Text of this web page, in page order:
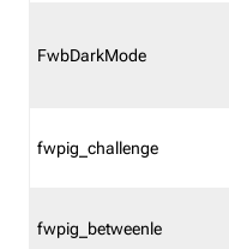
FwbDarkMode
fwpig_challenge
fwpig_betweenle